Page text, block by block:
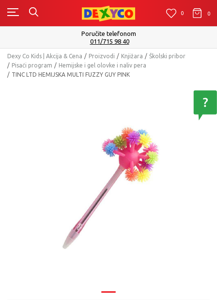
0 0 0
Poručite telefonom
011/715 98 40
Dexy Co Kids | Akcija & Cena Proizvodi Knjižara
Školski pribor
Pisaći program
Hemijske i gel olovke i naliv pera
TINC LTD HEMIJSKA MULTI FUZZY GUY PINK